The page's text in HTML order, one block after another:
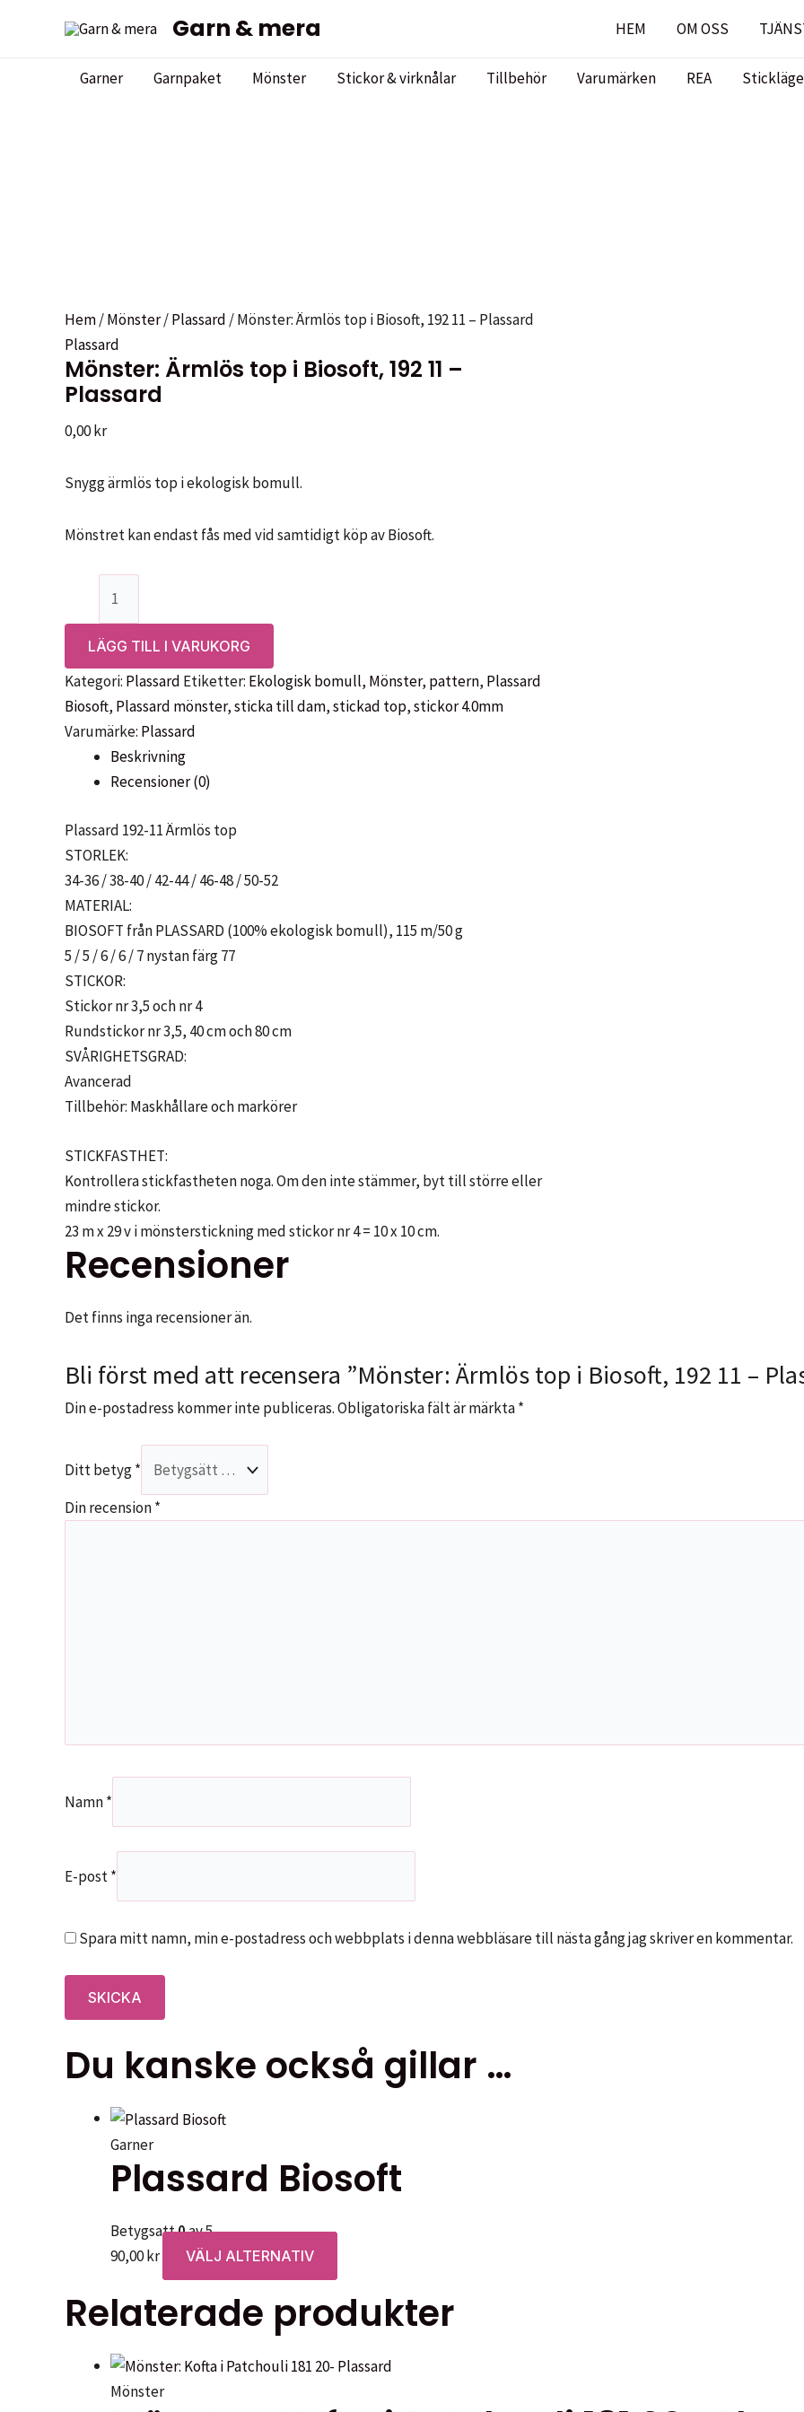
Garn & mera HEM OM OSS
Garner Garnpaket Mönster Stickor & virknålar Tillbehör Varumärken REA
Hem/Mönster/Plassard / Mönster: Ärmlös top i Biosoft, 192 11 – Plassard
Plassard
Mönster: Ärmlös top i Biosoft, 192 11 –
Plassard
0,00kr
Snygg ärmlös top i ekologisk bomull.
Mönstret kan endast fås med vid samtidigt köp av Biosoft.
i
Biosoft,
192
11
Plassard
LÄGG TILL I VARUKORG
Kategori: Plassard Etiketter: Ekologisk bomull, Mönster, pattern, Plassard
Biosoft, Plassard mönster,sticka till dam,stickad top,stickor 4.0mm
Varumärke: Plassard
Beskrivning
Recensioner (0)
Plassard 192-11 Ärmlös top
STORLEK:
34-36 / 38-40 / 42-44 / 46-48 / 50-52
MATERIAL:
BIOSOFT från PLASSARD (100% ekologisk bomull), 115 m/50 g
5 / 5 / 6 / 6 / 7 nystan färg 77
STICKOR:
Stickor nr 3,5 och nr 4
Rundstickor nr 3,5, 40 cm och 80 cm
SVÅRIGHETSGRAD:
Avancerad
Tillbehör: Maskhållare och markörer
STICKFASTHET:
Kontrollera stickfastheten noga. Om den inte stämmer, byt till större eller
mindre stickor.
23 m x 29 v i mönsterstickning med stickor nr 4 = 10 x 10 cm.
Recensioner
Det finns inga recensioner än.
Bli först med att recensera ”Mönster: Ärmlös top i Biosoft, 192 11 –
Din e-postadress kommer inte publiceras.Obligatoriska fält är märkta*
Ditt betyg*
Din recension*
Namn*
E-post*
Spara mitt namn, min e-postadress och webbplats i denna webbläsare till nästa gång jag skriver en kommentar.
Du kanske också gillar …
Garner
Plassard Biosoft
Betygsatt0av 5
90,00kr VÄLJ ALTERNATIV
här
produkten
har
flera
Relaterade produkter
Mönster